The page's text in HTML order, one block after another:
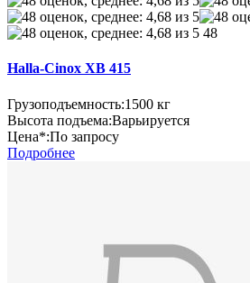
48
Halla-Cinox XB 415
Грузоподъемность:1500 кг
Высота подъема:Варьируется
Цена*:По запросу
Подробнее